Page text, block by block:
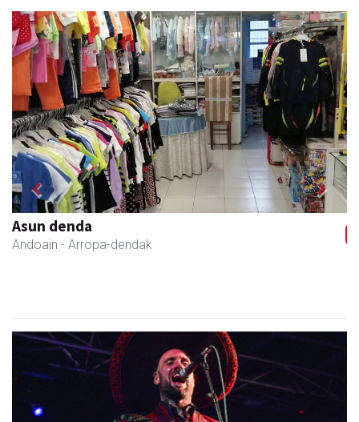
Asun denda
Andoain - Arropa-dendak
Previous Next